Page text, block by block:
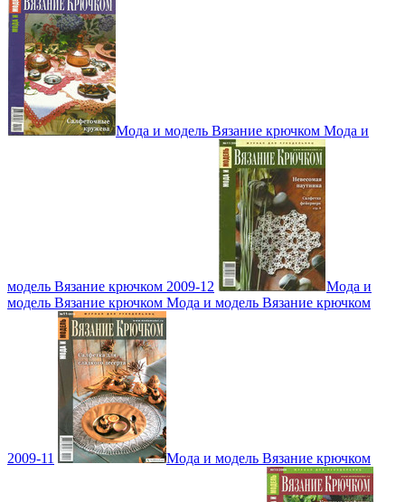
Мода и модель Вязание крючком Мода и
модель Вязание крючком 2009-12
Мода и
модель Вязание крючком Мода и модель Вязание крючком
2009-11 Мода и модель Вязание крючком